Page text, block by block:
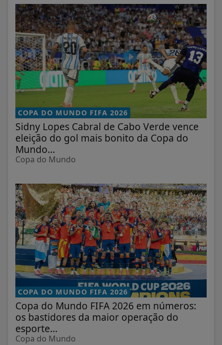
COPA DO MUNDO FIFA 2026
Sidny Lopes Cabral de Cabo Verde vence
eleição do gol mais bonito da Copa do
Mundo...
Copa do Mundo
COPA DO MUNDO FIFA 2026
Copa do Mundo FIFA 2026 em números:
os bastidores da maior operação do
esporte...
Copa do Mundo